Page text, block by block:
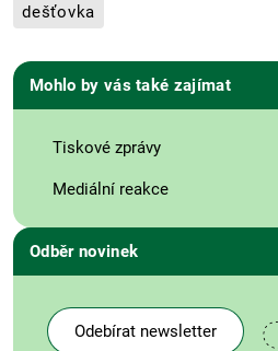
dešťovka
Mohlo by vás také zajímat
Tiskové zprávy
Mediální reakce
Odběr novinek
Odebírat newsletter